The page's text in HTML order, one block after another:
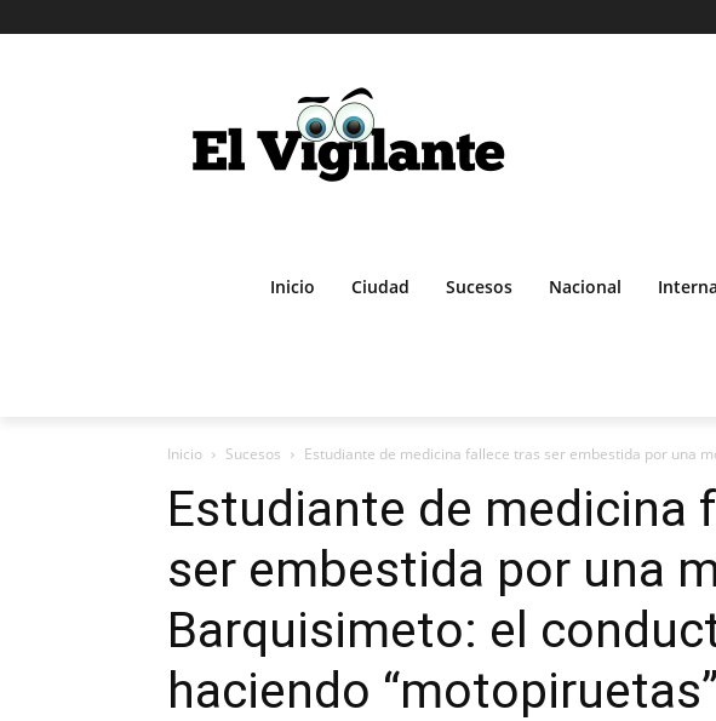
Inicio Ciudad Sucesos Nacional
Inicio Sucesos Estudiante de medicina fallece tras ser embestida por una
Estudiante de medicina
ser embestida por una
Barquisimeto: el
haciendo “motopiruetas”